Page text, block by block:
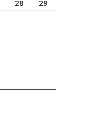
28
29